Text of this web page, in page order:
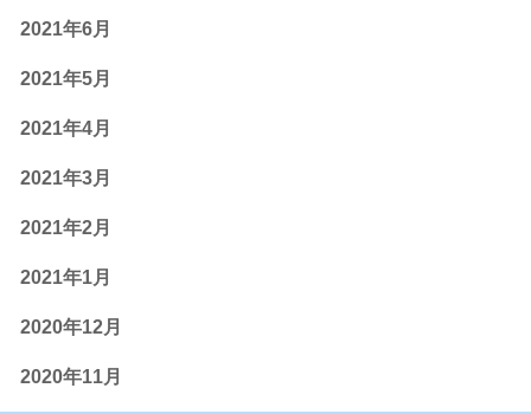
2021年6月
2021年5月
2021年4月
2021年3月
2021年2月
2021年1月
2020年12月
2020年11月